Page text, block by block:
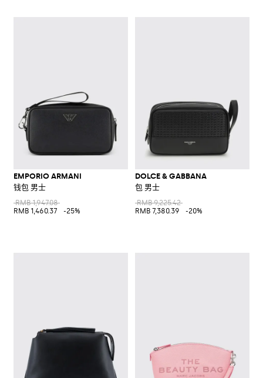
EMPORIO ARMANI
钱包 男士
RMB 1,947.08
RMB 1,460.37
-25%
DOLCE & GABBANA
包 男士
RMB 9,225.42
RMB 7,380.39
-20%